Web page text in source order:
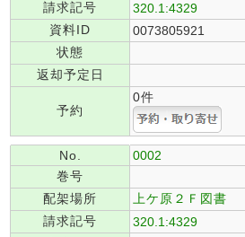
請求記号
320.1:4329
資料ID
0073805921
状態
返却予定日
予約
0件
No.
0002
巻号
配架場所
上ケ原２Ｆ図書
請求記号
320.1:4329